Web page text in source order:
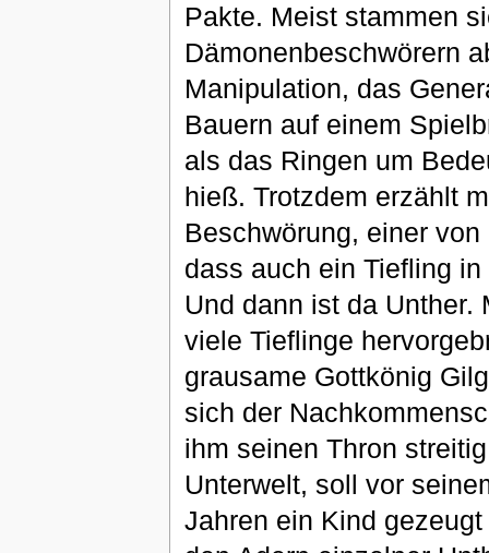
Pakte. Meist stammen
Dämonenbeschwörern
Manipulation, das
Bauern auf einem
als das Ringen um
hieß. Trotzdem erzählt
Beschwörung, einer
dass auch ein Tiefling
Und dann ist da Unther.
viele Tieflinge
grausame Gottkönig
sich der
ihm seinen Thron
Unterwelt, soll vor
Jahren ein Kind